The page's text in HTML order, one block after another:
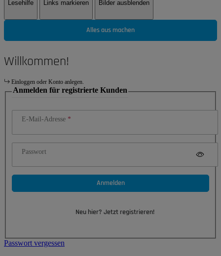
Lesehilfe Links markieren Bilder ausblenden
Alles aus machen
Willkommen!
Einloggen oder Konto anlegen.
Anmelden für registrierte Kunden
E-Mail-Adresse
Passwort
Anmelden
Neu hier? Jetzt registrieren!
Passwort vergessen